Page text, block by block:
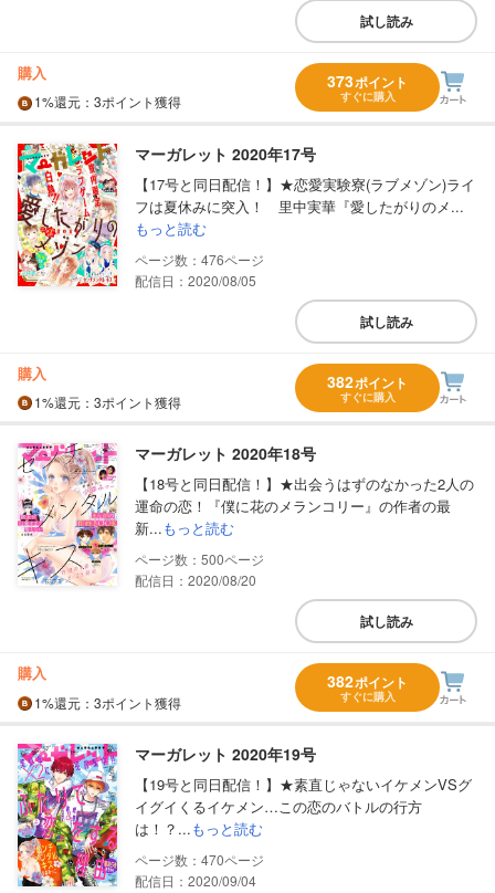
試し読み
購入
1%還元 ：3ポイント獲得
373ポイント
すぐに購入
マーガレット 2020年17号
【17号と同日配信！】★恋愛実験寮(ラブメゾン)ライ
フは夏休みに突入！ 里中実華『愛したがりのメ...
もっと読む
476
配信日：2020/08/05
試し読み
購入
1%還元 ：3ポイント獲得
382ポイント
すぐに購入
マーガレット 2020年18号
【18号と同日配信！】★出会うはずのなかった2人の
運命の恋！『僕に花のメランコリー』の作者の最
新...もっと読む
500
配信日：2020/08/20
試し読み
購入
1%還元 ：3ポイント獲得
382ポイント
すぐに購入
マーガレット 2020年19号
【19号と同日配信！】★素直じゃないイケメンVSグ
イグイくるイケメン…この恋のバトルの行方
は！？...もっと読む
470
配信日：2020/09/04